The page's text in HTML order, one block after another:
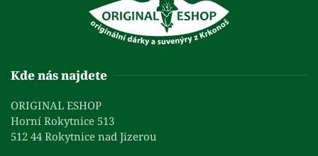
Kde nás najdete
ORIGINAL ESHOP
Horní Rokytnice 513
512 44 Rokytnice nad Jizerou